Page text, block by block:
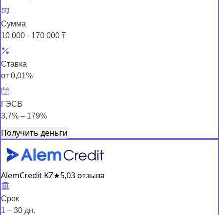
Сумма
10 000 - 170 000 ₸
Ставка
от 0,01%
ГЭСВ
3,7% – 179%
Получить деньги
AlemCredit KZ★5,03 отзыва
Срок
1 – 30 дн.